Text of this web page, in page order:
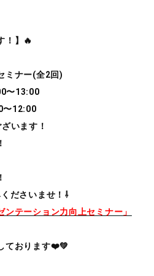
！】🔥
ミナー(全2回)
〜13:00
〜12:00
います！
ださいませ！⇩
テーション力向上セミナー」
ております❤️💚